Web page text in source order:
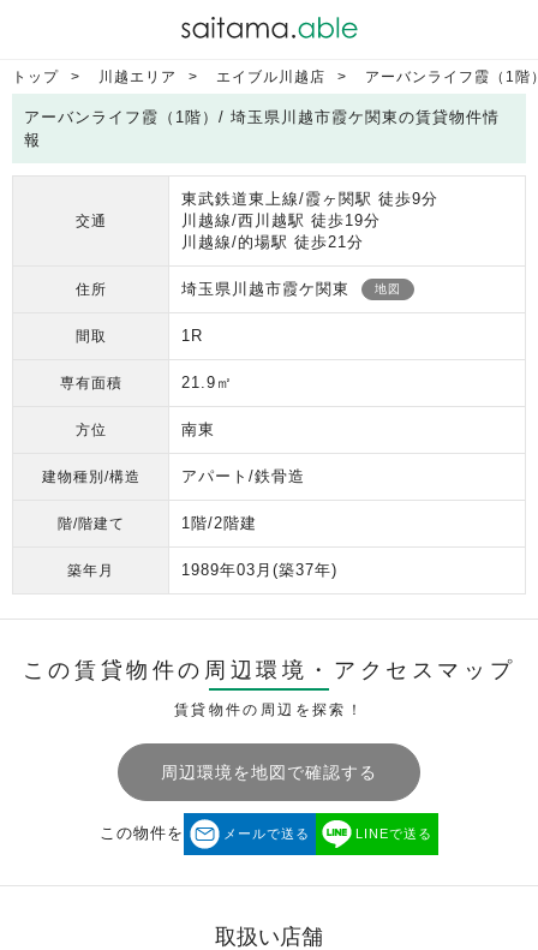
トップ 川越エリア エイブル川越店 アーバンライフ霞（1階
アーバンライフ霞（1階）/ 埼玉県川越市霞ケ関東の賃貸物件情
報
交通
東武鉄道東上線/霞ヶ関駅 徒歩9分
川越線/西川越駅 徒歩19分
川越線/的場駅 徒歩21分
住所 埼玉県川越市霞ケ関東 地図
間取 1R
専有面積 21.9㎡
方位 南東
建物種別/構造 アパート/鉄骨造
階/階建て 1階/2階建
築年月 1989年03月 (築37年)
この賃貸物件の周辺環境・ アクセスマップ
賃貸物件の周辺を探索！
周辺環境を地図で確認する
この物件を メールで送る LINEで送る
取扱い店舗